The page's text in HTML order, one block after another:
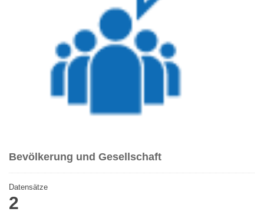
Bevölkerung und Gesellschaft
Datensätze
2